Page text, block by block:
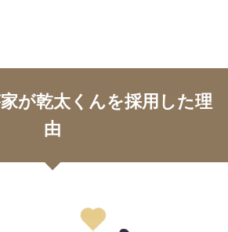
が乾太くんを採用した理
由